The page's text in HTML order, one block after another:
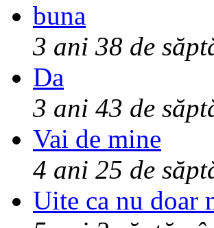
buna
3 ani 38 de
Da
3 ani 43 de
Vai de mine
4 ani 25 de
Uite ca nu doar